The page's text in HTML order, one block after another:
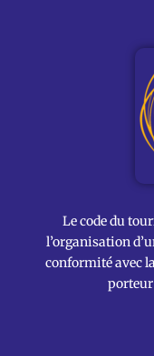
Le code du
l’organisation
conformité avec
porteur